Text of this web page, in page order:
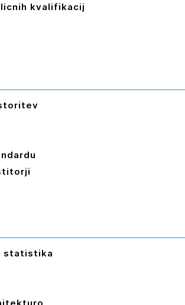
se je potrebno prijaviti.
SE
kvalifikacij
statistika